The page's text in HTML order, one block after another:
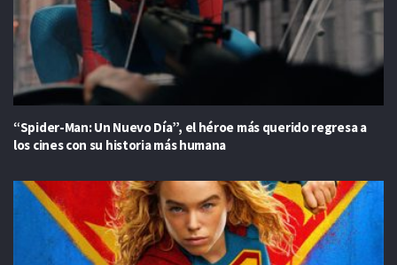
“Spider-Man: Un Nuevo Día”, el héroe más querido regresa a
los cines con su historia más humana